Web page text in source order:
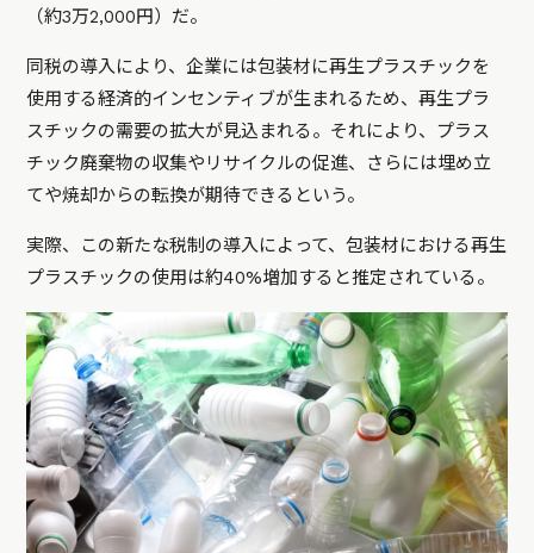
（約3万2,000円）だ。
同税の導入により、企業には包装材に再生プラスチックを
使用する経済的インセンティブが生まれるため、再生プラ
スチックの需要の拡大が見込まれる。それにより、プラス
チック廃棄物の収集やリサイクルの促進、さらには埋め立
てや焼却からの転換が期待できるという。
実際、この新たな税制の導入によって、包装材における再生
プラスチックの使用は約40%増加すると推定されている。